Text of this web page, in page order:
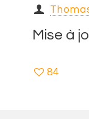
Mise à
84